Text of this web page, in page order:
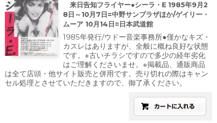
来日告知フライヤー●シーラ・E 1985年9月2
8日～10月7日=中野サンプラザほか/ゲイリー・
ムーア 10月14日=日本武道館
1985年発行/ウドー音楽事務所●僅かなキズ・
カスレはありますが、全般に概ね良好な状態
です。※古いチラシですので多少の経年劣化
はご理解くださいませ。※掲載品、通販商品
は全て店頭・他サイト販売と併用です。売り切れの際はキャン
セル処理とさせていただきますので、御了承ください。